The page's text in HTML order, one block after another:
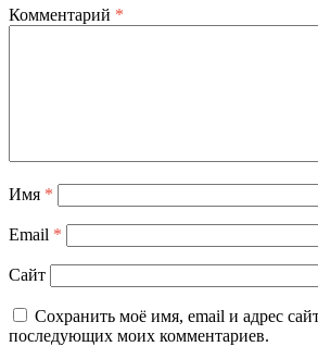
Комментарий *
Имя *
Email *
Сайт
Сохранить моё имя, email и адрес
последующих моих комментариев.